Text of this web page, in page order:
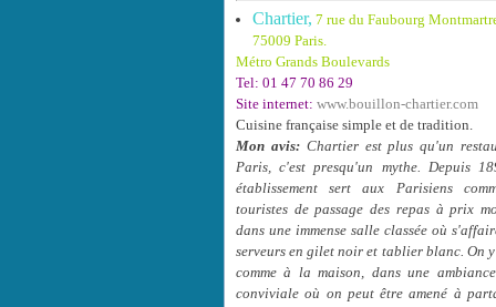
Chartier, 7 rue du Faubourg
75009 Paris.
Métro Grands Boulevards
Tel: 01 47 70 86 29
Site internet: www.bouillon-chartier.com
Cuisine française simple et de tradition.
Mon avis:Chartier est plus qu'un
Paris, c'est presqu'un mythe. Depuis
établissement sert aux Parisiens
touristes de passage des repas à prix
dans une immense salle classée où
serveurs en gilet noir et tablier blanc. On y
comme à la maison, dans une
conviviale où on peut être amené à